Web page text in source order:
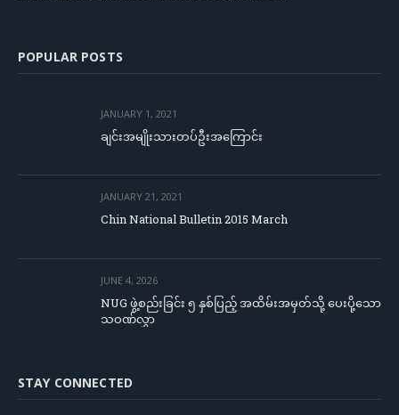
POPULAR POSTS
JANUARY 1, 2021
ချင်းအမျိုးသားတပ်ဦးအကြောင်း
JANUARY 21, 2021
Chin National Bulletin 2015 March
JUNE 4, 2026
NUG ဖွဲ့စည်းခြင်း ၅ နှစ်ပြည့် အထိမ်းအမှတ်သို့ ပေးပို့သော
သဝဏ်လွှာ
STAY CONNECTED